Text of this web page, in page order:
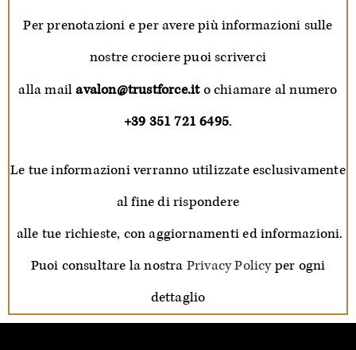
Per prenotazioni e per avere più informazioni sulle
nostre crociere puoi scriverci
alla mailavalon@trustforce.ito chiamare al numero
+39 351 721 6495.
Le tue informazioni verranno utilizzate esclusivamente
al fine di rispondere
alle tue richieste, con aggiornamenti ed informazioni.
Puoi consultare la nostra Privacy Policyper ogni
dettaglio